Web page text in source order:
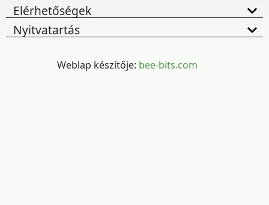
Elérhetőségek
Nyitvatartás
Weblap készítője: bee-bits.com